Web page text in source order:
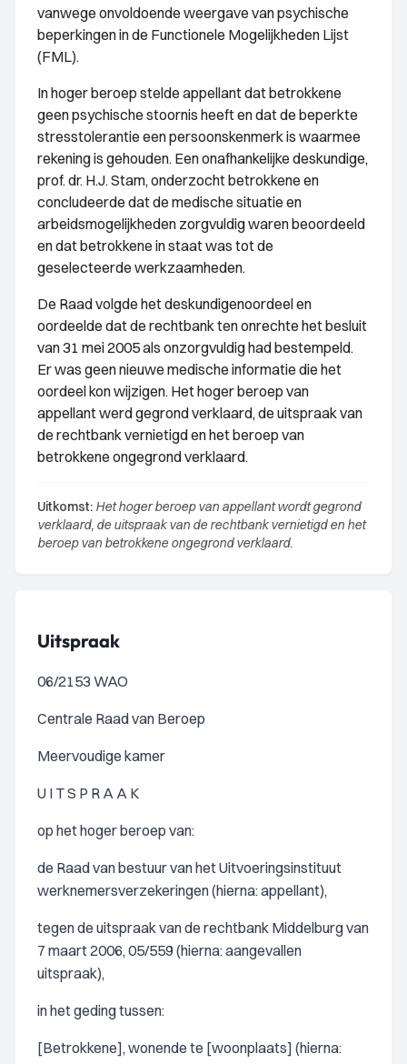
vanwege onvoldoende weergave van psychische
beperkingen in de Functionele Mogelijkheden Lijst
(FML).
In hoger beroep stelde appellant dat betrokkene
geen psychische stoornis heeft en dat de beperkte
stresstolerantie een persoonskenmerk is waarmee
rekening is gehouden. Een onafhankelijke deskundige,
prof. dr. H.J. Stam, onderzocht betrokkene en
concludeerde dat de medische situatie en
arbeidsmogelijkheden zorgvuldig waren beoordeeld
en dat betrokkene in staat was tot de
geselecteerde werkzaamheden.
De Raad volgde het deskundigenoordeel en
oordeelde dat de rechtbank ten onrechte het besluit
van 31 mei 2005 als onzorgvuldig had bestempeld.
Er was geen nieuwe medische informatie die het
oordeel kon wijzigen. Het hoger beroep van
appellant werd gegrond verklaard, de uitspraak van
de rechtbank vernietigd en het beroep van
betrokkene ongegrond verklaard.
Uitkomst: Het hoger beroep van appellant wordt gegrond
verklaard, de uitspraak van de rechtbank vernietigd en het
beroep van betrokkene ongegrond verklaard.
Uitspraak
06/2153 WAO
Centrale Raad van Beroep
Meervoudige kamer
U I T S P R A A K
op het hoger beroep van:
de Raad van bestuur van het Uitvoeringsinstituut
werknemersverzekeringen (hierna: appellant),
tegen de uitspraak van de rechtbank Middelburg van
7 maart 2006, 05/559 (hierna: aangevallen
uitspraak),
in het geding tussen:
[Betrokkene], wonende te [woonplaats] (hierna: